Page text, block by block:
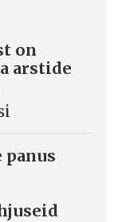
on
arstide
panus